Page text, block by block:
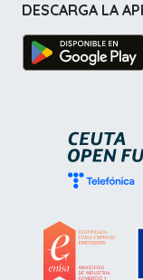
DESCARGA LA